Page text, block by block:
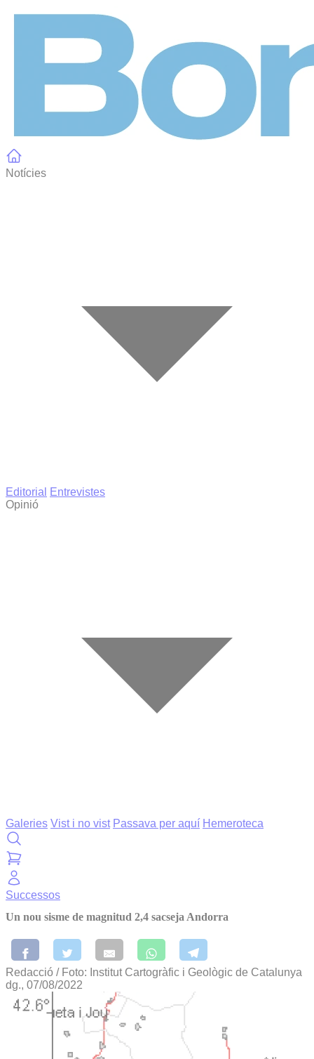
Notícies
Editorial
Entrevistes
Opinió
Galeries Vist i no vist Passava per aquí Hemeroteca
Successos
Un nou sisme de magnitud 2,4 sacseja Andorra
Redacció / Foto: Institut Cartogràfic i Geològic de Catalunya
dg., 07/08/2022